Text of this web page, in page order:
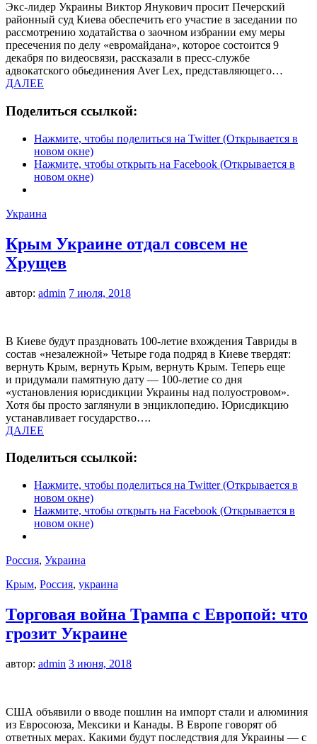
Экс-лидер Украины Виктор Янукович просит Печерский
районный суд Киева обеспечить его участие в заседании по
рассмотрению ходатайства о заочном избрании ему меры
пресечения по делу «евромайдана», которое состоится 9
декабря по видеосвязи, рассказали в пресс-службе
адвокатского обьединения Aver Leх, представляющего…
ДАЛЕЕ
Поделиться ссылкой:
Нажмите, чтобы поделиться на Twitter (Открывается в
новом окне)
Нажмите, чтобы открыть на Facebook (Открывается в
новом окне)
Украина
Крым Украине отдал совсем не
Хрущев
автор: admin 7 июля, 2018
В Киеве будут праздновать 100-летие вхождения Тавриды в
состав «незалежной» Четыре года подряд в Киеве твердят:
вернуть Крым, вернуть Крым, вернуть Крым. Теперь еще
и придумали памятную дату — 100-летие со дня
«установления юрисдикции Украины над полуостровом».
Хотя бы просто заглянули в энциклопедию. Юрисдикцию
устанавливает государство….
ДАЛЕЕ
Поделиться ссылкой:
Нажмите, чтобы поделиться на Twitter (Открывается в
новом окне)
Нажмите, чтобы открыть на Facebook (Открывается в
новом окне)
Россия, Украина
Крым, Россия, украина
Торговая война Трампа с Европой: что
грозит Украине
автор: admin 3 июня, 2018
США объявили о вводе пошлин на импорт стали и алюминия
из Евросоюза, Мексики и Канады. В Европе говорят об
ответных мерах. Какими будут последствия для Украины — с